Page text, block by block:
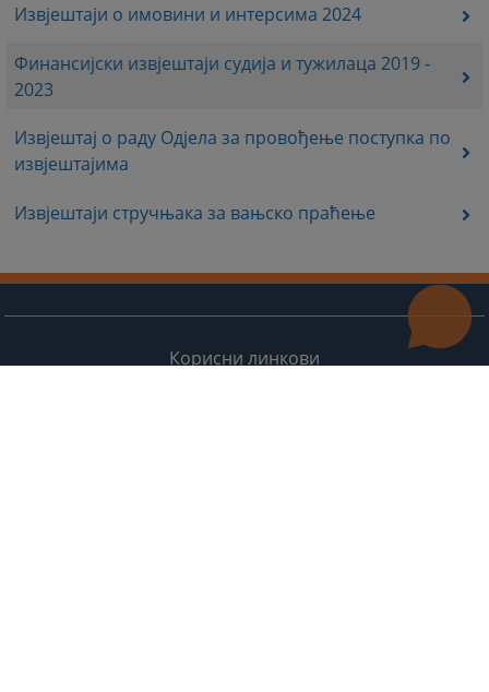
Извјештаји о имовини и интерсима 2024
Финансијски извјештаји судија и тужилаца 2019 -
2023
Извјештај о раду Одјела за провођење поступка по
извјештајима
Извјештаји стручњака за вањско праћење
Корисни линкови